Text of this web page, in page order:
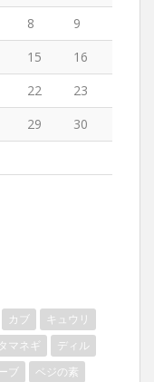
8
9
15
16
22
23
29
30
カブ
キュウリ
タマネギ
ディル
ブ
ベジの素